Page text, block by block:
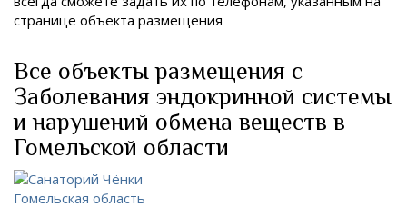
странице объекта размещения
Все объекты размещения с
Заболевания эндокринной системы
и нарушений обмена веществ в
Гомельской области